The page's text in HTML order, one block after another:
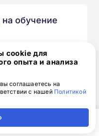
на обучение
отправьте по
номер телефон.
и утонит все
cookie для
опыта и анализа
соглашаетесь на
с нашей Политикой